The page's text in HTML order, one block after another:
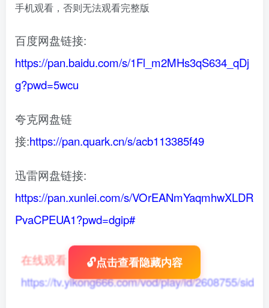
手机观看，否则无法观看完整版
百度网盘链接:
https://pan.baidu.com/s/1Fl_m2MHs3qS634_qDj
g?pwd=5wcu
夸克网盘链
接:https://pan.quark.cn/s/acb113385f49
迅雷网盘链接:
https://pan.xunlei.com/s/VOrEANmYaqmhwXLDR
PvaCPEUA1?pwd=dgip#
在线观看
https://tv.yikong666.com/vod/play/id/2608755/sid/
🔓点击查看隐藏内容